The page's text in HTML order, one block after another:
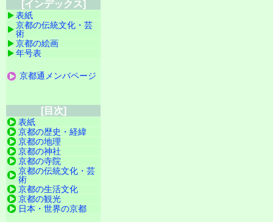
[インデックス]
表紙
京都の伝統文化・芸
術
京都の絵画
年号表
京都通メンバページ
[目次]
表紙
京都の歴史・経緯
京都の地理
京都の神社
京都の寺院
京都の伝統文化・芸
術
京都の生活文化
京都の観光
日本・世界の京都